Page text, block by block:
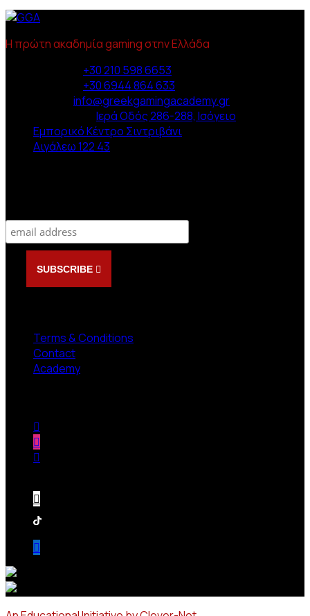
Η πρώτη ακαδημία gaming στην Ελλάδα
+30 210 598 6653
+30 6944 864 633
info@greekgamingacademy.gr
Ιερά Οδός 286-288, Ισόγειο
Εμπορικό Κέντρο Σιντριβάνι
Αιγάλεω 122 43
SUBSCRIBE
Terms & Conditions
Contact
Academy